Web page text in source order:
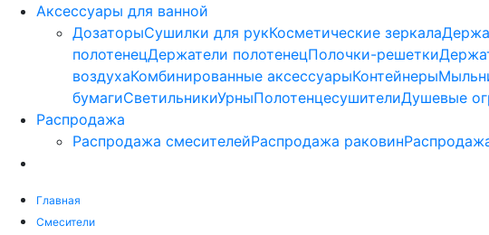
Аксессуары для ванной
ДозаторыСушилки для рукКосметические зеркала
полотенецДержатели полотенецПолочки-решетки
воздухаКомбинированные аксессуарыКонтейнеры
бумагиСветильникиУрныПолотенцесушителиДушевые
Распродажа
Распродажа смесителейРаспродажа раковин
Главная
Смесители